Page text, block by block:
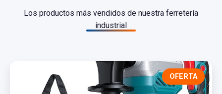
Los productos más vendidos de nuestra ferretería
industrial
OFERTA